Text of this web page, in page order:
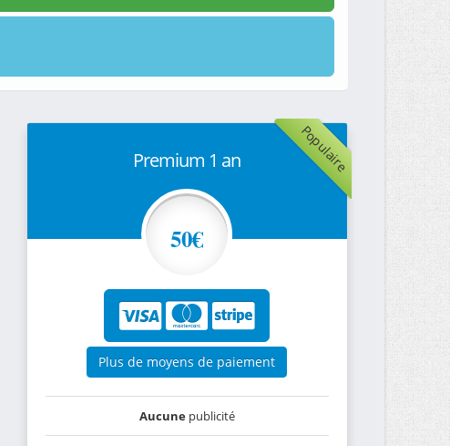
Populaire
Premium 1 an
50€
Plus de moyens de paiement
Aucunepublicité